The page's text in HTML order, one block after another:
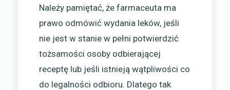
Należy pamiętać, że farmaceuta ma
prawo odmówić wydania leków, jeśli
nie jest w stanie w pełni potwierdzić
tożsamości osoby odbierającej
receptę lub jeśli istnieją wątpliwości co
do legalności odbioru. Dlatego tak